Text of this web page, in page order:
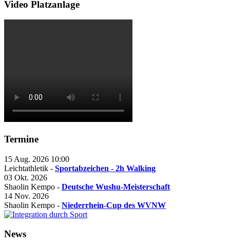
Video Platzanlage
Termine
15 Aug. 2026 10:00
Leichtathletik - Sportabzeichen - 2h Walking
03 Okt. 2026
Shaolin Kempo - Deutsche Wushu-Meisterschaft
14 Nov. 2026
Shaolin Kempo - Niederrhein-Cup des WVNW
News